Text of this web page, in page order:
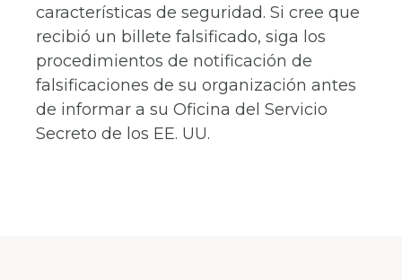
características de seguridad. Si cree que
recibió un billete falsificado, siga los
procedimientos de notificación de
falsificaciones de su organización antes
de informar a su Oficina del Servicio
Secreto de los EE. UU.